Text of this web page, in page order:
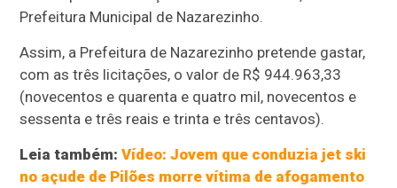
Prefeitura Municipal de Nazarezinho.
Assim, a Prefeitura de Nazarezinho pretende gastar,
com as três licitações, o valor de R$ 944.963,33
(novecentos e quarenta e quatro mil, novecentos e
sessenta e três reais e trinta e três centavos).
Leia também:Vídeo: Jovem que conduzia jet ski
no açude de Pilões morre vítima de afogamento